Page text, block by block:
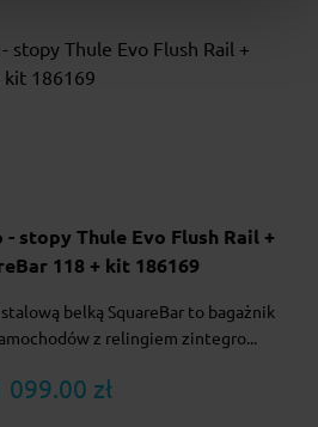
- stopy Thule Evo Flush Rail +
118 + kit 186169
belką SquareBar to bagażnik
z relingiem zintegro...
099.00 zł